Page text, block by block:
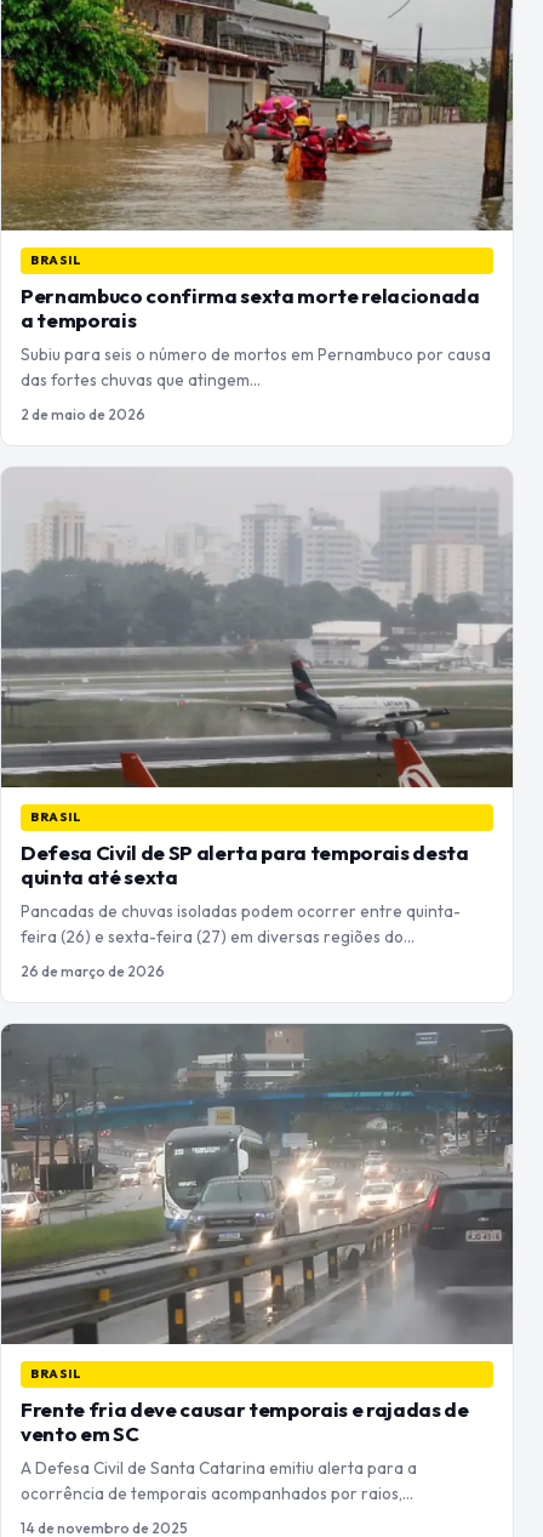
BRASIL
Pernambuco confirma sexta morte relacionada
a temporais
Subiu para seis o número de mortos em Pernambuco por causa
das fortes chuvas que atingem…
2 de maio de 2026
BRASIL
Defesa Civil de SP alerta para temporais desta
quinta até sexta
Pancadas de chuvas isoladas podem ocorrer entre quinta-
feira (26) e sexta-feira (27) em diversas regiões do…
26 de março de 2026
BRASIL
Frente fria deve causar temporais e rajadas de
vento em SC
A Defesa Civil de Santa Catarina emitiu alerta para a
ocorrência de temporais acompanhados por raios,…
14 de novembro de 2025